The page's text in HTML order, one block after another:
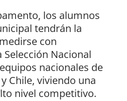
los alumnos
tendrán la
con
Nacional
nacionales de
Chile, viviendo una
nivel competitivo.